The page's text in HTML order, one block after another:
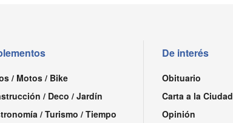
/ Motos / Bike
/ Deco / Jardín
/ Turismo / Tiempo
De interés
Obituario
Carta a la Ciudad
Opinión